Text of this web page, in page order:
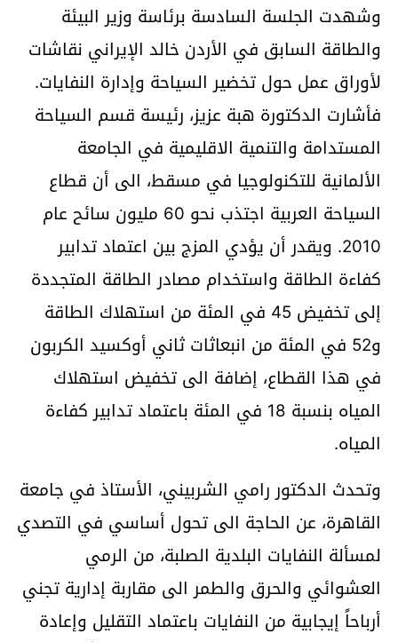
وشهدت الجلسة السادسة برئاسة وزير البيئة
والطاقة السابق في الأردن خالد الإيراني نقاشات
لأوراق عمل حول تخضير السياحة وإدارة النفايات.
فأشارت الدكتورة هبة عزيز، رئيسة قسم السياحة
المستدامة والتنمية الاقليمية في الجامعة
الألمانية للتكنولوجيا في مسقط، الى أن قطاع
السياحة العربية اجتذب نحو 60 مليون سائح عام
2010. ويقدر أن يؤدي المزج بين اعتماد تدابير
كفاءة الطاقة واستخدام مصادر الطاقة المتجددة
إلى تخفيض 45 في المئة من استهلاك الطاقة
و52 في المئة من انبعاثات ثاني أوكسيد الكربون
في هذا القطاع، إضافة الى تخفيض استهلاك
المياه بنسبة 18 في المئة باعتماد تدابير كفاءة
المياه.
وتحدث الدكتور رامي الشربيني، الأستاذ في جامعة
القاهرة، عن الحاجة الى تحول أساسي في التصدي
لمسألة النفايات البلدية الصلبة، من الرمي
العشوائي والحرق والطمر الى مقاربة إدارية تجني
أرباحاً إيجابية من النفايات باعتماد التقليل وإعادة